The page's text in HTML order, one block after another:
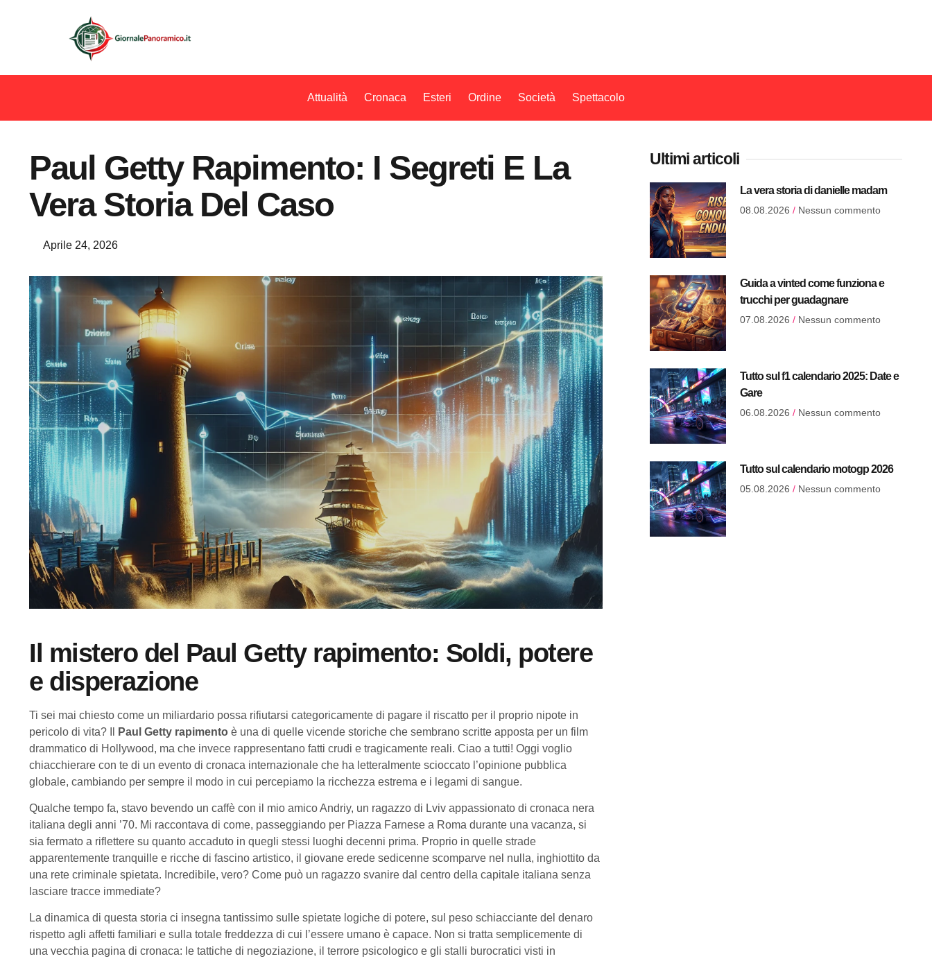
Attualità Cronaca Esteri Ordine Società Spettacolo
Paul Getty Rapimento: I Segreti E La
Vera Storia Del Caso
Aprile 24, 2026
Il mistero del Paul Getty rapimento: Soldi, potere
e disperazione
Ti sei mai chiesto come un miliardario possa rifiutarsi categoricamente di pagare il riscatto per il proprio nipote in
pericolo di vita? Il
Paul Getty rapimento è una di quelle vicende storiche che sembrano scritte apposta per un film
drammatico di Hollywood, ma che invece rappresentano fatti crudi e tragicamente reali. Ciao a tutti! Oggi voglio
chiacchierare con te di un evento di cronaca internazionale che ha letteralmente scioccato l’opinione pubblica
globale, cambiando per sempre il modo in cui percepiamo la ricchezza estrema e i legami di sangue.
Qualche tempo fa, stavo bevendo un caffè con il mio amico Andriy, un ragazzo di Lviv appassionato di cronaca nera
italiana degli anni ’70. Mi raccontava di come, passeggiando per Piazza Farnese a Roma durante una vacanza, si
sia fermato a riflettere su quanto accaduto in quegli stessi luoghi decenni prima. Proprio in quelle strade
apparentemente tranquille e ricche di fascino artistico, il giovane erede sedicenne scomparve nel nulla, inghiottito da
una rete criminale spietata. Incredibile, vero? Come può un ragazzo svanire dal centro della capitale italiana senza
lasciare tracce immediate?
La dinamica di questa storia ci insegna tantissimo sulle spietate logiche di potere, sul peso schiacciante del denaro
rispetto agli affetti familiari e sulla totale freddezza di cui l’essere umano è capace. Non si tratta semplicemente di
una vecchia pagina di cronaca: le tattiche di negoziazione, il terrore psicologico e gli stalli burocratici visti in
Ultimi articoli
La vera storia di danielle madam
08.08.2026 Nessun commento
Guida a vinted come funziona e
trucchi per guadagnare
07.08.2026 Nessun commento
Tutto sul f1 calendario 2025: Date e
Gare
06.08.2026 Nessun commento
Tutto sul calendario motogp 2026
05.08.2026 Nessun commento